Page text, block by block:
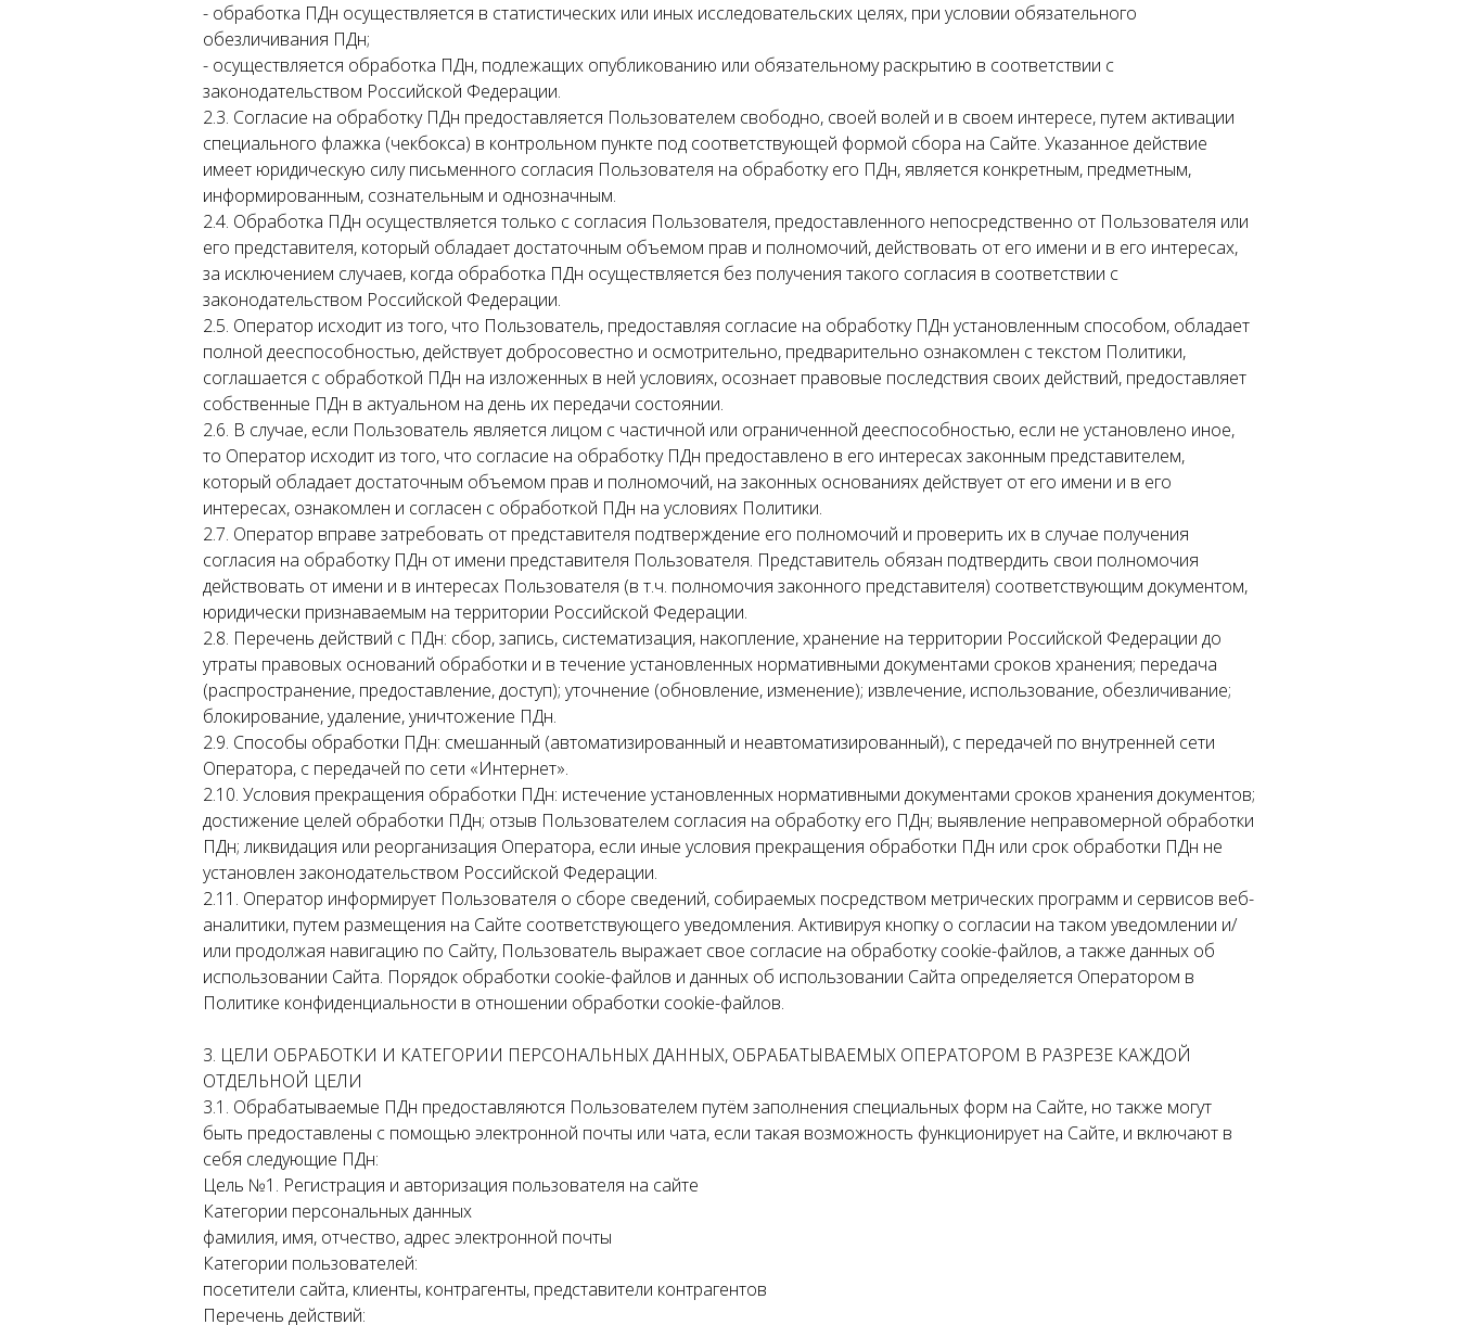
- обработка ПДн осуществляется в статистических или иных исследовательских целях, при условии обязательного
обезличивания ПДн;
- осуществляется обработка ПДн, подлежащих опубликованию или обязательному раскрытию в соответствии с
законодательством Российской Федерации.
2.3. Согласие на обработку ПДн предоставляется Пользователем свободно, своей волей и в своем интересе, путем активации
специального флажка (чекбокса) в контрольном пункте под соответствующей формой сбора на Сайте. Указанное действие
имеет юридическую силу письменного согласия Пользователя на обработку его ПДн, является конкретным, предметным,
информированным, сознательным и однозначным.
2.4. Обработка ПДн осуществляется только с согласия Пользователя, предоставленного непосредственно от Пользователя или
его представителя, который обладает достаточным объемом прав и полномочий, действовать от его имени и в его интересах,
за исключением случаев, когда обработка ПДн осуществляется без получения такого согласия в соответствии с
законодательством Российской Федерации.
2.5. Оператор исходит из того, что Пользователь, предоставляя согласие на обработку ПДн установленным способом, обладает
полной дееспособностью, действует добросовестно и осмотрительно, предварительно ознакомлен с текстом Политики,
соглашается с обработкой ПДн на изложенных в ней условиях, осознает правовые последствия своих действий, предоставляет
собственные ПДн в актуальном на день их передачи состоянии.
2.6. В случае, если Пользователь является лицом с частичной или ограниченной дееспособностью, если не установлено иное,
то Оператор исходит из того, что согласие на обработку ПДн предоставлено в его интересах законным представителем,
который обладает достаточным объемом прав и полномочий, на законных основаниях действует от его имени и в его
интересах, ознакомлен и согласен с обработкой ПДн на условиях Политики.
2.7. Оператор вправе затребовать от представителя подтверждение его полномочий и проверить их в случае получения
согласия на обработку ПДн от имени представителя Пользователя. Представитель обязан подтвердить свои полномочия
действовать от имени и в интересах Пользователя (в т.ч. полномочия законного представителя) соответствующим документом,
юридически признаваемым на территории Российской Федерации.
2.8. Перечень действий с ПДн: сбор, запись, систематизация, накопление, хранение на территории Российской Федерации до
утраты правовых оснований обработки и в течение установленных нормативными документами сроков хранения; передача
(распространение, предоставление, доступ); уточнение (обновление, изменение); извлечение, использование, обезличивание;
блокирование, удаление, уничтожение ПДн.
2.9. Способы обработки ПДн: смешанный (автоматизированный и неавтоматизированный), с передачей по внутренней сети
Оператора, с передачей по сети «Интернет».
2.10. Условия прекращения обработки ПДн: истечение установленных нормативными документами сроков хранения документов;
достижение целей обработки ПДн; отзыв Пользователем согласия на обработку его ПДн; выявление неправомерной обработки
ПДн; ликвидация или реорганизация Оператора, если иные условия прекращения обработки ПДн или срок обработки ПДн не
установлен законодательством Российской Федерации.
2.11. Оператор информирует Пользователя о сборе сведений, собираемых посредством метрических программ и сервисов веб-
аналитики, путем размещения на Сайте соответствующего уведомления. Активируя кнопку о согласии на таком уведомлении и/
или продолжая навигацию по Сайту, Пользователь выражает свое согласие на обработку cookie-файлов, а также данных об
использовании Сайта. Порядок обработки cookie-файлов и данных об использовании Сайта определяется Оператором в
Политике конфиденциальности в отношении обработки cookie-файлов.
3. ЦЕЛИ ОБРАБОТКИ И КАТЕГОРИИ ПЕРСОНАЛЬНЫХ ДАННЫХ, ОБРАБАТЫВАЕМЫХ ОПЕРАТОРОМ В РАЗРЕЗЕ КАЖДОЙ
ОТДЕЛЬНОЙ ЦЕЛИ
3.1. Обрабатываемые ПДн предоставляются Пользователем путём заполнения специальных форм на Сайте, но также могут
быть предоставлены с помощью электронной почты или чата, если такая возможность функционирует на Сайте, и включают в
себя следующие ПДн:
Цель №1. Регистрация и авторизация пользователя на сайте
Категории персональных данных
фамилия, имя, отчество, адрес электронной почты
Категории пользователей:
посетители сайта, клиенты, контрагенты, представители контрагентов
Перечень действий: